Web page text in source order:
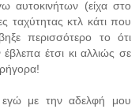
αυτοκινήτων (είχα στο
ταχύτητας κτλ κάτι που
περισσότερο το ότι
έτσι κι αλλιώς σε
εγώ με την αδελφή μου